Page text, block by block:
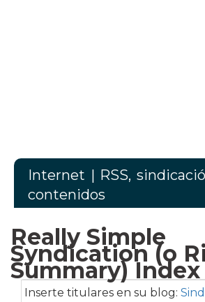
Internet | RSS,
contenidos
Really Simple
Syndication (o
Summary) Index
Inserte titulares en su blog: